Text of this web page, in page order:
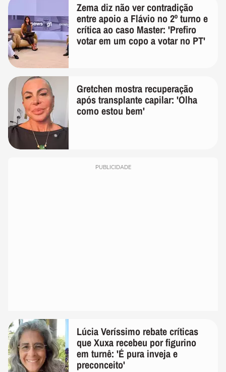
Zema diz não ver contradição
entre apoio a Flávio no 2º turno e
crítica ao caso Master: 'Prefiro
votar em um copo a votar no PT'
Gretchen mostra recuperação
após transplante capilar: 'Olha
como estou bem'
PUBLICIDADE
Lúcia Veríssimo rebate críticas
que Xuxa recebeu por figurino
em turnê: 'É pura inveja e
preconceito'